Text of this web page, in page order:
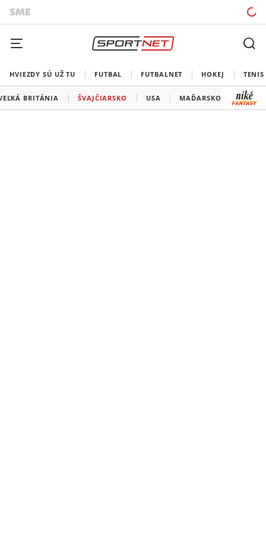
HVIEZDY SÚ UŽ TU FUTBAL FUTBALNET HOKEJ TENIS
BRITÁNIA ŠVAJČIARSKO USA MAĎARSKO